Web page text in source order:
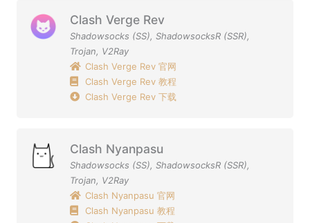
Clash Verge Rev
Shadowsocks (SS), ShadowsocksR (SSR),
Trojan, V2Ray
Clash Verge Rev 官网
Clash Verge Rev 教程
Clash Verge Rev 下载
Clash Nyanpasu
Shadowsocks (SS), ShadowsocksR (SSR),
Trojan, V2Ray
Clash Nyanpasu 官网
Clash Nyanpasu 教程